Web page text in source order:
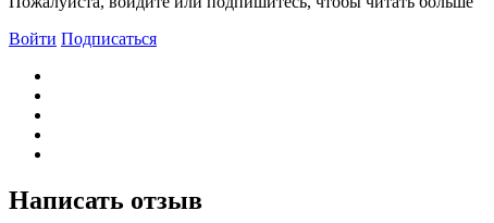
Войти Подписаться
Написать отзыв